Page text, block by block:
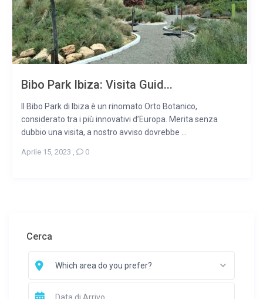
Bibo Park Ibiza: Visita Guid...
Il Bibo Park di Ibiza è un rinomato Orto Botanico,
considerato tra i più innovativi d’Europa. Merita senza
dubbio una visita, a nostro avviso dovrebbe ...
Aprile 15, 2023 0
Cerca
Which area do you prefer?